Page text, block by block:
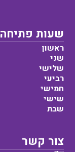
שעות פתיחה
ראשון
שני
שלישי
רביעי
חמישי
שישי
שבת
צור קשר